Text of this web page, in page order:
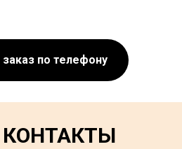
по телефону